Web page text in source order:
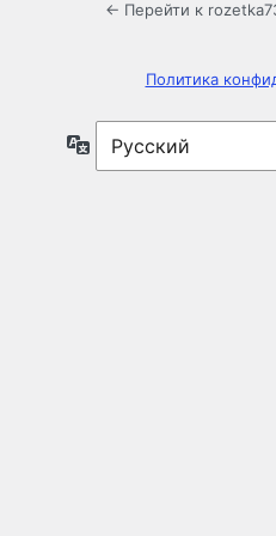
← Перейти к
Политика
Язык